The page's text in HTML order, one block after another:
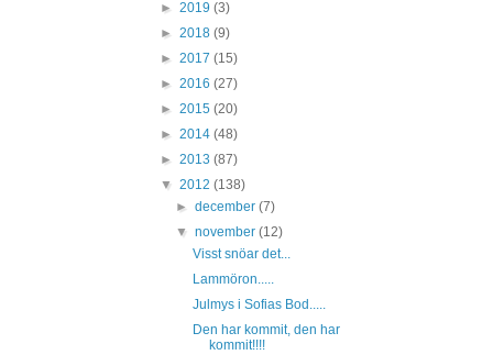
► 2019 (3)
► 2018 (9)
► 2017 (15)
► 2016 (27)
► 2015 (20)
► 2014 (48)
► 2013 (87)
▼ 2012 (138)
►december(7)
▼november(12)
Visst snöar det...
Lammöron.....
Julmys i Sofias Bod.....
Den har kommit, den har
kommit!!!!